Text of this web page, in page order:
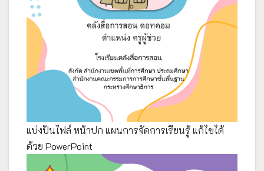
แบ่งปันไฟล์ หน้าปก แผนการจัดการเรียนรู้ แก้ไขได้
ด้วย PowerPoint